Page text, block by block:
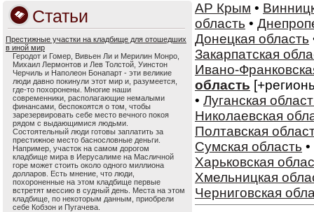
Статьи
Престижные участки на кладбище для отошедших
в иной мир
Геродот и Гомер, Вивьен Ли и Мерилин Монро,
Михаил Лермонтов и Лев Толстой, Уинстон
Черчиль и Наполеон Бонапарт - эти великие
люди давно покинули этот мир и, разумеется,
где-то похоронены. Многие наши
современники, располагающие немалыми
финансами, беспокоятся о том, чтобы
зарезервировать себе место вечного покоя
рядом с выдающимися людьми.
Состоятельный люди готовы заплатить за
престижное место баснословные деньги.
Например, участок на самом дорогом
кладбище мира в Иерусалиме на Масличной
горе может стоить около одного миллиона
долларов. Есть мнение, что люди,
похороненные на этом кладбище первые
встретят мессию в судный день. Места на этом
кладбище, по некоторым данным, приобрели
себе Кобзон и Пугачева.
АР Крым •
область •
Донецкая область
Закарпатская
Ивано-
область
• Луганская
Николаевская
Полтавская
Сумская область •
Харьковская
Хмельницкая
Черниговская